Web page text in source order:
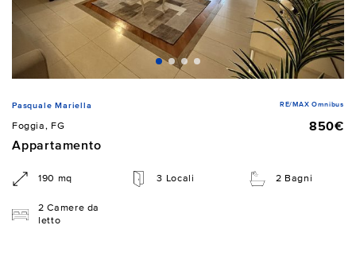
Pasquale Mariella RE/MAX Omnibus
Foggia, FG
850€
Appartamento
190 mq 3 Locali 2 Bagni
2 Camere da
letto